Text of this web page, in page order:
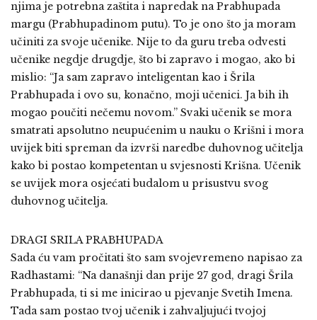
njima je potrebna zaštita i napredak na Prabhupada
margu (Prabhupadinom putu). To je ono što ja moram
učiniti za svoje učenike. Nije to da guru treba odvesti
učenike negdje drugdje, što bi zapravo i mogao, ako bi
mislio: “Ja sam zapravo inteligentan kao i Šrila
Prabhupada i ovo su, konačno, moji učenici. Ja bih ih
mogao poučiti nečemu novom.” Svaki učenik se mora
smatrati apsolutno neupućenim u nauku o Krišni i mora
uvijek biti spreman da izvrši naredbe duhovnog učitelja
kako bi postao kompetentan u svjesnosti Krišna. Učenik
se uvijek mora osjećati budalom u prisustvu svog
duhovnog učitelja.
DRAGI SRILA PRABHUPADA
Sada ću vam pročitati što sam svojevremeno napisao za
Radhastami: “Na današnji dan prije 27 god, dragi Šrila
Prabhupada, ti si me inicirao u pjevanje Svetih Imena.
Tada sam postao tvoj učenik i zahvaljujući tvojoj